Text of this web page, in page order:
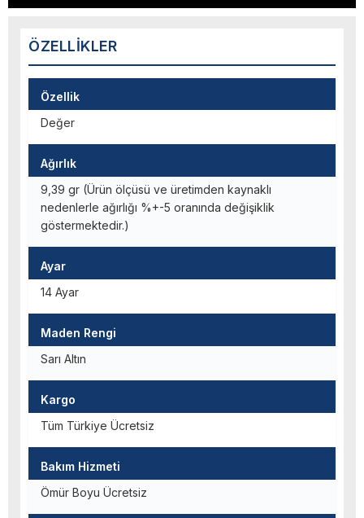
ÖZELLIKLER
Özellik
Değer
Ağırlık
9,39 gr (Ürün ölçüsü ve üretimden kaynaklı
nedenlerle ağırlığı %+-5 oranında değişiklik
göstermektedir.)
Ayar
14 Ayar
Maden Rengi
Sarı Altın
Kargo
Tüm Türkiye Ücretsiz
Bakım Hizmeti
Ömür Boyu Ücretsiz